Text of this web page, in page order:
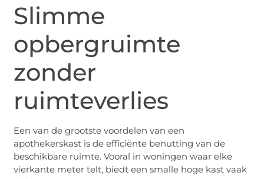
Slimme
opbergruimte
zonder
ruimteverlies
Een van de grootste voordelen van een
apothekerskast is de efficiënte benutting van de
beschikbare ruimte. Vooral in woningen waar elke
vierkante meter telt, biedt een smalle hoge kast vaak